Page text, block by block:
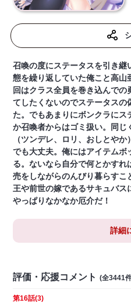
召喚の度にステータスを引き
態を繰り返していた俺こと高
回はクラス全員を巻き込んで
てしたくないのでステータス
た。でもあまりにボンクラに
か召喚者からはゴミ扱い。同じ
（ツンデレ、ロリ、おしとや
でも大丈夫。俺にはアイテム
る。ないなら自分で何とかす
売をしながらのんびり暮らす
王や前世の嫁であるサキュバ
やっぱりなかなか厄介だ！
詳細
評価・応援コメント (全3441
第16話(3)